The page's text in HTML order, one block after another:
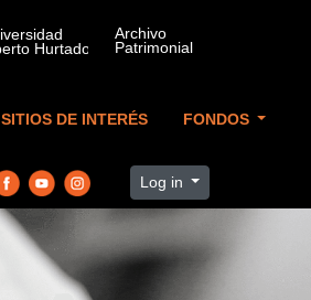
SITIOS DE INTERÉS FONDOS
Log in